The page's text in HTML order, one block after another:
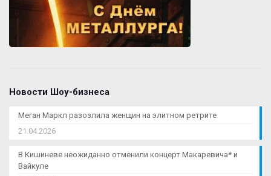
Новости Шоу-бизнеса
Меган Маркл разозлила женщин на элитном ретрите
21.04.2026
В Кишиневе неожиданно отменили концерт Макаревича* и
Вайкуле